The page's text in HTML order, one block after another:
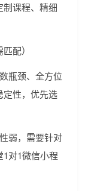
课程、精细
配）
瓶颈、全方位
定性，优先选
弱，需要针对
对1微信小程